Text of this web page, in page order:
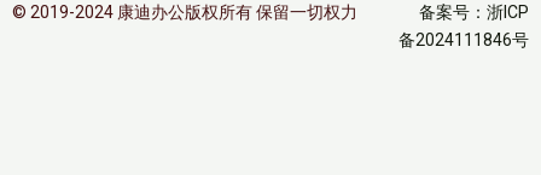
© 2019-2024 康迪办公版权所有 保留一切权力 备案号：浙ICP
备2024111846号